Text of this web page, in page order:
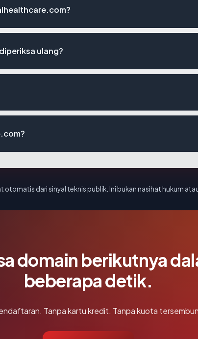
ulang?
otomatis dari sinyal teknis publik. Ini bukan nasihat hukum
domain berikutnya
beberapa detik.
Tanpa kartu kredit. Tanpa kuota